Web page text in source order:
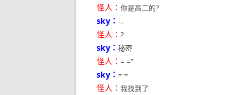
怪人： 你是高二的?
sky： -.-
怪人： ?
sky： 秘密
怪人： = =”
sky： = =
怪人： 我找到了